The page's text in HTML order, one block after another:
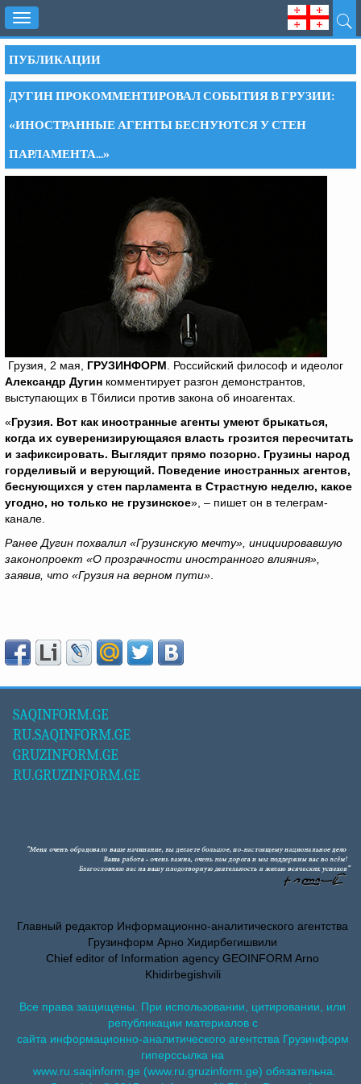
Toggle
navigation
ПУБЛИКАЦИИ
ДУГИН ПРОКОММЕНТИРОВАЛ СОБЫТИЯ В ГРУЗИИ:
«ИНОСТРАННЫЕ АГЕНТЫ БЕСНУЮТСЯ У СТЕН
ПАРЛАМЕНТА...»
Грузия, 2 мая, ГРУЗИНФОРМ . Российский философ и идеолог
Александр Дугин комментирует разгон демонстрантов,
выступающих в Тбилиси против закона об иноагентах.
«Грузия. Вот как иностранные агенты умеют брыкаться,
когда их суверенизирующаяся власть грозится пересчитать
и зафиксировать. Выглядит прямо позорно. Грузины народ
горделивый и верующий. Поведение иностранных агентов,
беснующихся у стен парламента в Страстную неделю, какое
угодно, но только не грузинское», – пишет он в телеграм-
канале.
Ранее Дугин похвалил «Грузинскую мечту», инициировавшую
законопроект «О прозрачности иностранного влияния»,
заявив, что «Грузия на верном пути»
SAQINFORM.GE
RU.SAQINFORM.GE
GRUZINFORM.GE
RU.GRUZINFORM.GE
Главный редактор Информационно-аналитического агентства
Грузинформ Арно Хидирбегишвили
Chief editor of Information agency GEOINFORM Arno
Khidirbegishvili
Все права защищены. При использовании, цитировании, или
републикации материалов с
сайта информационно-аналитического агентства Грузинформ
гиперссылка на
www.ru.saqinform.ge (www.ru.gruzinform.ge) обязательна.